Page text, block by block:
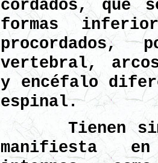
cordados, que
formas
procordados,
vertebral,
y encéfalo
espinal.
Tienen
manifiesta